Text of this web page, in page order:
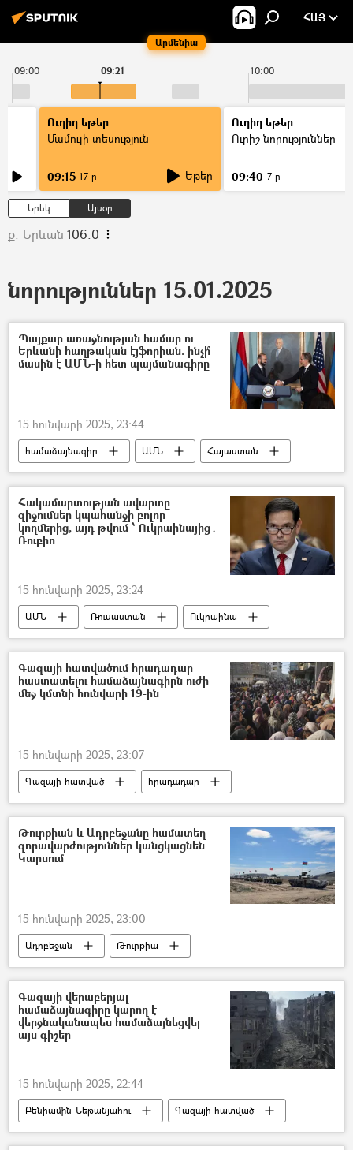
Արմենիա
ՀԱՅ
09:00 10:00
09:21
Ուղիղ եթեր
Մամուլի տեսություն
09:15 17 ր Եթեր
Ուղիղ եթեր
Ուրիշ նորություններ
09:40 7 ր
Երեկ Այսօր
ք. Երևան 106.0
նորություններ 15.01.2025
Պայքար առաջնության համար ու
Երևանի հաղթական էյֆորիան. ինչի՞
մասին է ԱՄՆ-ի հետ պայմանագիրը
15 հունվարի 2025, 23:44
համաձայնագիր ԱՄՆ
Հայաստան
Ռուսաստան
Իրանի Իսլամական Հանրապետություն
Դավիթ Հարությունով (ռազմական փորձագետ)
Հակամարտության ավարտը
զիջումներ կպահանջի բոլոր
կողմերից, այդ թվում ՝ Ուկրաինայից․
Ռուբիո
15 հունվարի 2025, 23:24
ԱՄՆ Ռուսաստան Ուկրաինա
Գազայի հատվածում հրադադար
հաստատելու համաձայնագիրն ուժի
մեջ կմտնի հունվարի 19-ին
15 հունվարի 2025, 23:07
Գազայի հատված
հրադադար
համաձայնագիր
Թուրքիան և Ադրբեջանը համատեղ
զորավարժություններ կանցկացնեն
Կարսում
15 հունվարի 2025, 23:00
Ադրբեջան
Թուրքիա
Զորավարժություններ
Գազայի վերաբերյալ
համաձայնագիրը կարող է
վերջնականապես համաձայնեցվել
այս գիշեր
15 հունվարի 2025, 22:44
Բենիամին Նեթանյահու
Գազայի հատված
հրադադար